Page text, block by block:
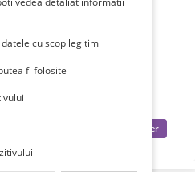
cu scop legitim
fi folosite